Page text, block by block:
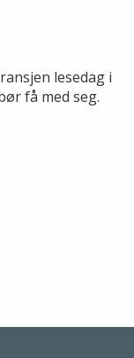
lesedag i
få med seg.